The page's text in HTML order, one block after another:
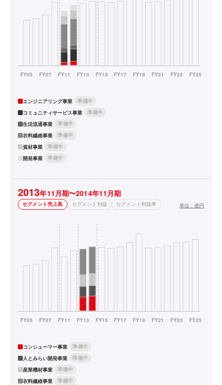
エンジニアリング事業
準備中
コミュニティサービス事業
準備中
生活流通事業
準備中
衣料繊維事業
準備中
資材事業
準備中
開発事業
準備中
2013年11月期〜2014年11月期
セグメント売上高 セグメント利益 セグメント利益率 単位： 億円
コンシューマー事業
準備中
人とみらい開発事業
準備中
産業機材事業
準備中
衣料繊維事業
準備中